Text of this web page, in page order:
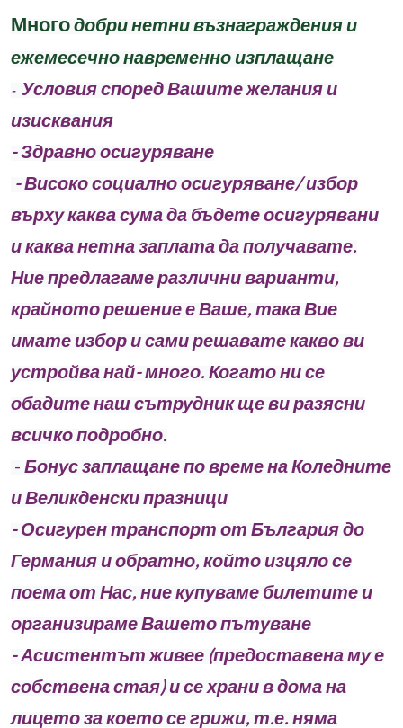
Многодобри нетни възнаграждения и
ежемесечно навременно изплащане
- Условия според Вашите желания и
изисквания
- Здравно осигуряване
- Високо социално осигуряване/избор
върху каква сума да бъдете осигурявани
и каква нетна заплата да получавате.
Ние предлагаме различни варианти,
крайното решение е Ваше, така Вие
имате избор и сами решавате какво ви
устройва най- много. Когато ни се
обадите наш сътрудник ще ви разясни
всичко подробно.
- Бонус заплащане по време на Коледните
и Великденски празници
- Осигурен транспорт от България до
Германия и обратно, който изцяло се
поема от Нас, ние купуваме билетите и
организираме Вашето пътуване
- Асистентът живее (предоставена му е
собствена стая) и се храни в дома на
лицето за което се грижи, т.е. няма